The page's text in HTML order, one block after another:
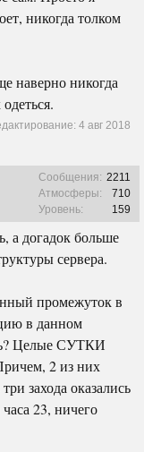
никогда толком
наверно никогда
4 авг 2018
Сообщения: 2211
Атмосферы:
710
Уровень:
159
а догадок больше
сервера.
промежуток в
в данном
Целые СУТКИ
2 из них
захода оказались
23, ничего